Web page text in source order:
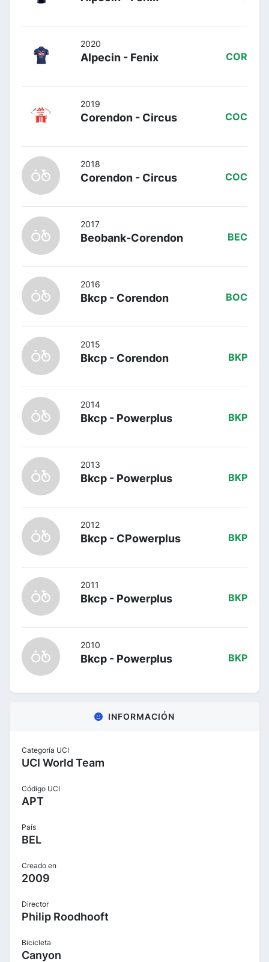
2020
Alpecin - Fenix COR
2019
Corendon - Circus COC
2018
Corendon - Circus COC
2017
Beobank-Corendon BEC
2016
Bkcp - Corendon BOC
2015
Bkcp - Corendon BKP
2014
Bkcp - Powerplus BKP
2013
Bkcp - Powerplus BKP
2012
Bkcp - CPowerplus BKP
2011
Bkcp - Powerplus BKP
2010
Bkcp - Powerplus BKP
INFORMACIÓN
Categoría UCI
UCI World Team
Código UCI
APT
País
BEL
Creado en
2009
Director
Philip Roodhooft
Bicicleta
Canyon